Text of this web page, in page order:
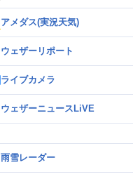
アメダス(実況天気)
ウェザーリポート
ライブカメラ
ウェザーニュースLiVE
雨雪レーダー